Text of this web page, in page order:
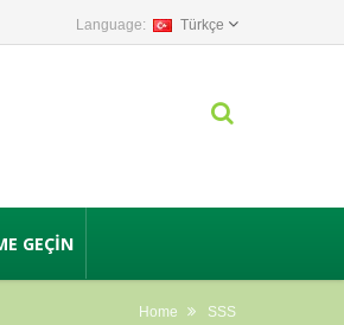
Türkçe
GEÇIN
Home SSS